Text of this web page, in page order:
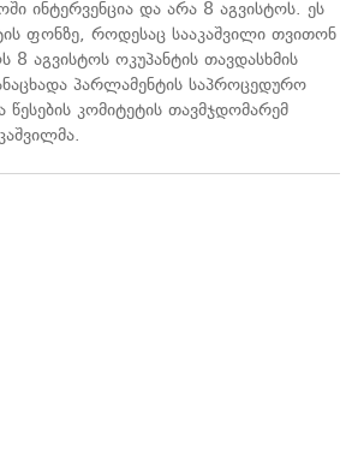
ინტერვენცია და არა 8 აგვისტოს. ეს
ფონზე, როდესაც სააკაშვილი თვითონ
8 აგვისტოს ოკუპანტის თავდასხმის
პარლამენტის საპროცედურო
წესების კომიტეტის თავმჯდომარემ